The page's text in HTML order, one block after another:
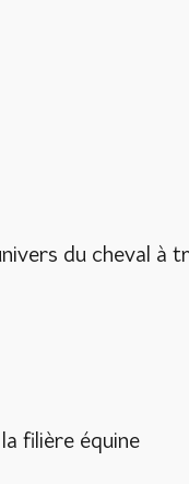
du cheval à
filière équine